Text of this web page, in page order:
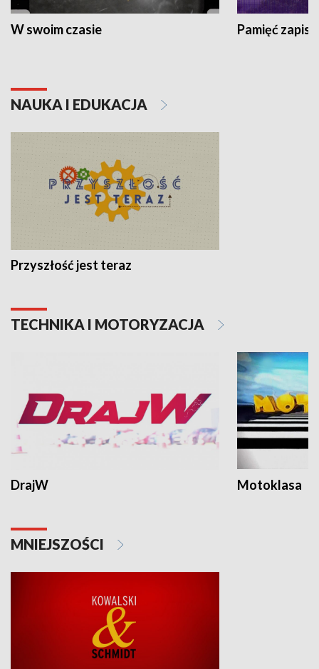
W swoim czasie Pamięć
NAUKA I EDUKACJA
Przyszłość jest teraz
TECHNIKA I MOTORYZACJA
DrajW Motoklasa
MNIEJSZOŚCI